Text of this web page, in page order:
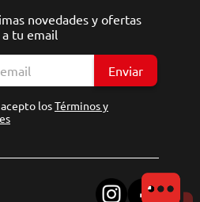
novedades y ofertas
tu email
Enviar
losTérminos y